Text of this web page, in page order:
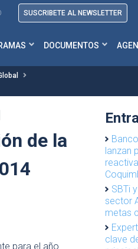
SUSCRIBETE AL NEWSLETTER
DOCUMENTOS
de la
para el año
lanzan
SBTi
sector
metas
clave